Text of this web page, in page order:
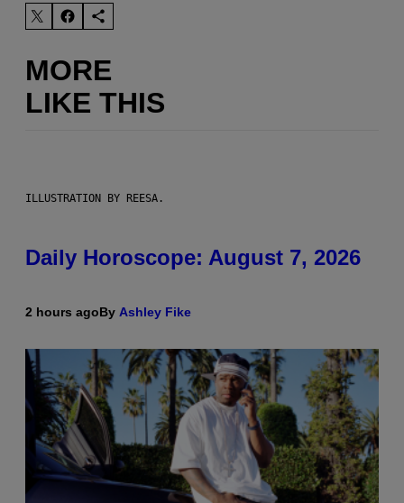
MORE
LIKE THIS
ILLUSTRATION BY REESA.
Daily Horoscope: August 7, 2026
2 hours agoBy Ashley Fike